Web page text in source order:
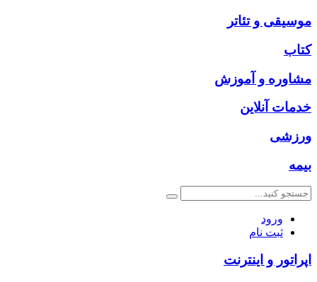
موسیقی و تئاتر
کتاب
مشاوره و آموزش
خدمات آنلاین
ورزشی
بیمه
ورود
ثبت نام
اپراتور و اینترنت